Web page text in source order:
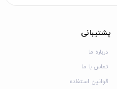
در دسترس است.
برای آیفون
بخشی تخصصی برای عملیات
پشتیبانی
درباره ما
تماس با ما
قوانین استفاده